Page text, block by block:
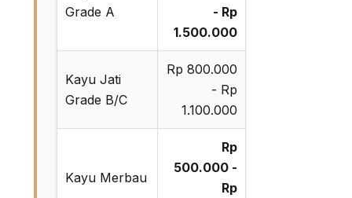
Grade A
- Rp
1.500.000
Kayu Jati
Grade B/C
Rp 800.000
- Rp
1.100.000
Kayu Merbau
Rp
500.000 -
Rp